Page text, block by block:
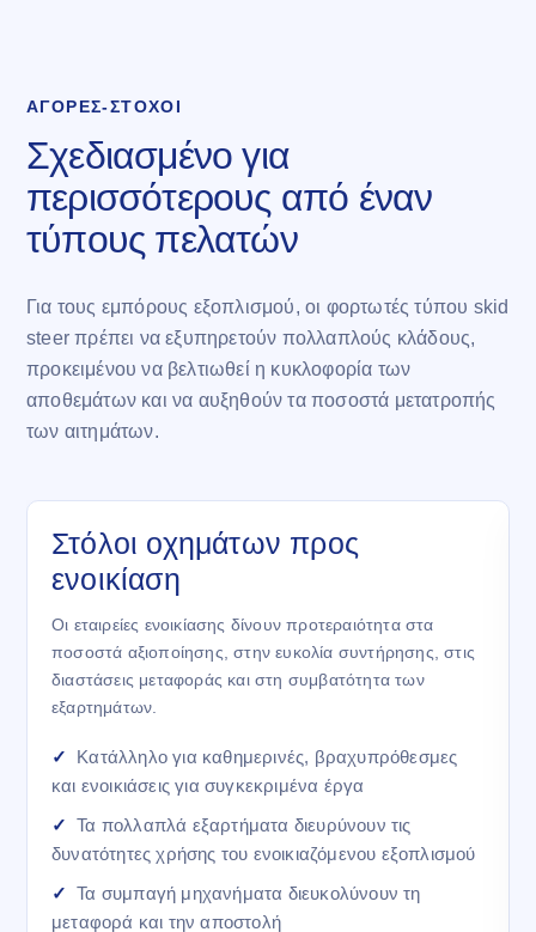
ΑΓΟΡΈΣ-ΣΤΌΧΟΙ
Σχεδιασμένο για
περισσότερους από έναν
τύπους πελατών
Για τους εμπόρους εξοπλισμού, οι φορτωτές τύπου skid
steer πρέπει να εξυπηρετούν πολλαπλούς κλάδους,
προκειμένου να βελτιωθεί η κυκλοφορία των
αποθεμάτων και να αυξηθούν τα ποσοστά μετατροπής
των αιτημάτων.
Στόλοι οχημάτων προς
ενοικίαση
Οι εταιρείες ενοικίασης δίνουν προτεραιότητα στα
ποσοστά αξιοποίησης, στην ευκολία συντήρησης, στις
διαστάσεις μεταφοράς και στη συμβατότητα των
εξαρτημάτων.
Κατάλληλο για καθημερινές, βραχυπρόθεσμες
και ενοικιάσεις για συγκεκριμένα έργα
Τα πολλαπλά εξαρτήματα διευρύνουν τις
δυνατότητες χρήσης του ενοικιαζόμενου εξοπλισμού
Τα συμπαγή μηχανήματα διευκολύνουν τη
μεταφορά και την αποστολή